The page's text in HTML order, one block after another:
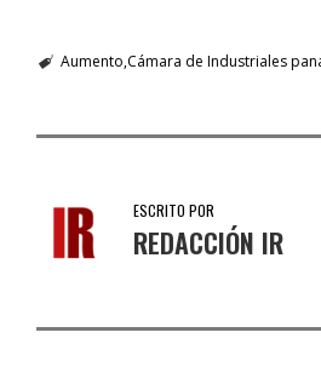
Aumento Cámara de Industriales
ESCRITO POR
REDACCIÓN IR